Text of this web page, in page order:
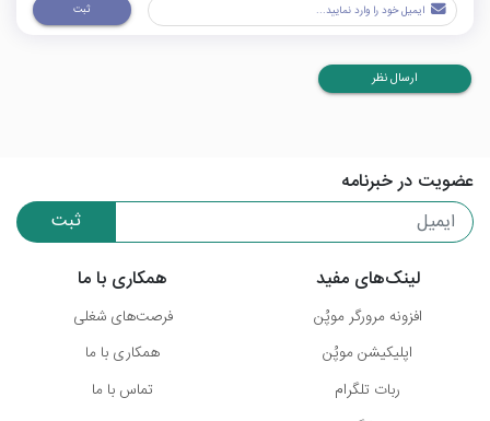
ثبت
ارسال نظر
عضویت در خبرنامه
ثبت
لینک‌های مفید
افزونه مرورگر موپُن
اپلیکیشن موپُن
ربات تلگرام
همکاری با ما
فرصت‌های شغلی
همکاری با ما
تماس با ما